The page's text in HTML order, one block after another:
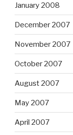
January 2008
December 2007
November 2007
October 2007
August 2007
May 2007
April 2007